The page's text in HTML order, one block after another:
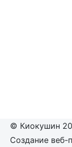
© Киокушин
Создание веб-